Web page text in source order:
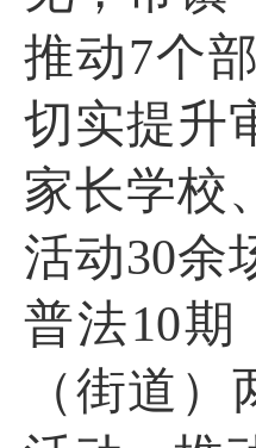
推动7个
切实提升
家长学校
活动30余
普法10期
（街道